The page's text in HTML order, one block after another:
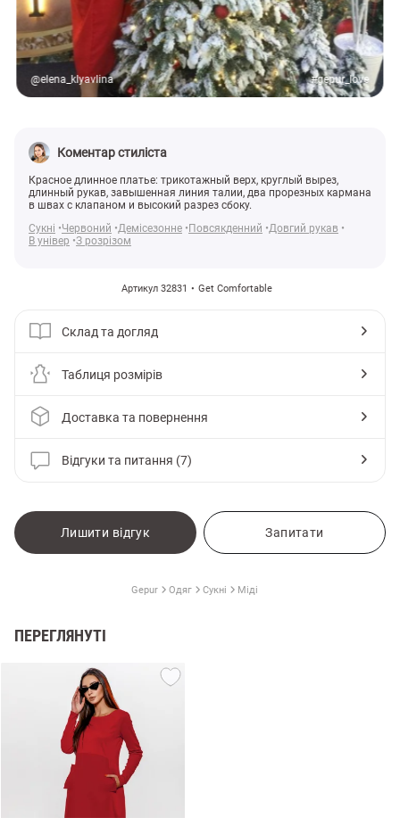
@elena_klyavlina #gepur_love
Коментар стиліста
Красное длинное платье: трикотажный верх, круглый вырез,
длинный рукав, завышенная линия талии, два прорезных кармана
в швах с клапаном и высокий разрез сбоку.
Сукні
Червоний Демісезонне Повсякденний Довгий рукав
В універ З розрізом
Артикул 32831 Get Comfortable
Склад та догляд
Таблиця розмірів
Доставка та повернення
Відгуки та питання (7)
Лишити відгук Запитати
Gepur Одяг Сукні Міді
ПЕРЕГЛЯНУТІ